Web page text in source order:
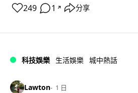
249 1 ↗ 分享
科技娛樂 生活娛樂 城中熱話
Lawton 1 日